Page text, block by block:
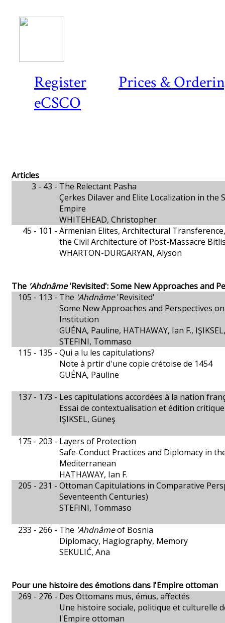
Register
Prices &
eCSCO
Articles
3 - 43 - The Relectant Pasha
Çerkes Dilaver and Elite Localization in the
Empire
WHITEHEAD, Christopher
45 - 101 - Armenian Elites, Architectural
the Civil Architecture of Post-Massacre
WHARTON-DURGARYAN, Alyson
The 'Ahdnâme'Revisited': Some New Approaches and
105 - 113 - The 'Ahdnâme'Revisited'
Some New Approaches and Perspectives
Institution
GUÉNA, Pauline, HATHAWAY, Ian F.,
STEFINI, Tommaso
115 - 135 - Qui a lu les capitulations?
Note à prtir d'une copie crétoise de 1454
GUÉNA, Pauline
137 - 173 - Les capitulations accordées à la nation
Essai de contextualisation et édition critique
IŞIKSEL, Güneş
175 - 203 - Layers of Protection
Safe-Conduct Practices and Diplomacy in
Mediterranean
HATHAWAY, Ian F.
205 - 231 - Ottoman Capitulations in Comparative
Seventeenth Centuries)
STEFINI, Tommaso
233 - 266 - The 'Ahdnâmeof Bosnia
Diplomacy, Hagiography, Memory
SEKULIĆ, Ana
Pour une histoire des émotions dans l'Empire ottoman
269 - 276 - Des Ottomans mus, émus, affectés
Une histoire sociale, politique et culturelle
l'Empire ottoman